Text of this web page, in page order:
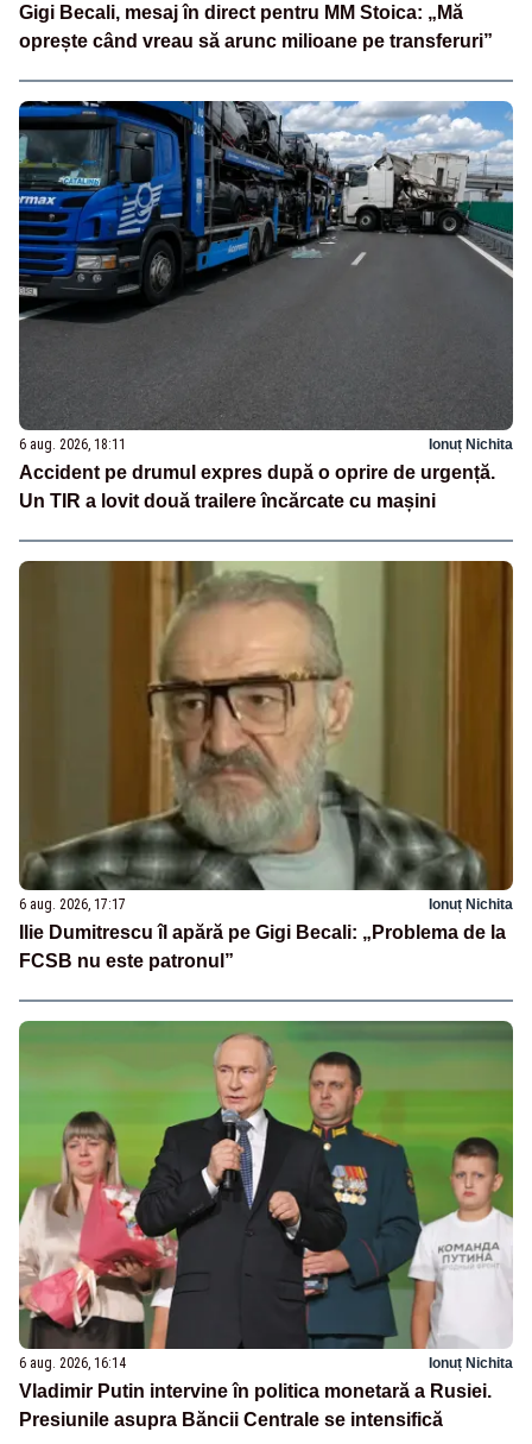
Gigi Becali, mesaj în direct pentru MM Stoica: „Mă
oprește când vreau să arunc milioane pe transferuri”
6 aug. 2026, 18:11 Ionuț Nichita
Accident pe drumul expres după o oprire de urgență.
Un TIR a lovit două trailere încărcate cu mașini
6 aug. 2026, 17:17 Ionuț Nichita
Ilie Dumitrescu îl apără pe Gigi Becali: „Problema de la
FCSB nu este patronul”
6 aug. 2026, 16:14 Ionuț Nichita
Vladimir Putin intervine în politica monetară a Rusiei.
Presiunile asupra Băncii Centrale se intensifică